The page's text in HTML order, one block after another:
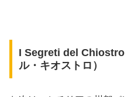
I Segreti del Chiostro
ル・キオストロ）